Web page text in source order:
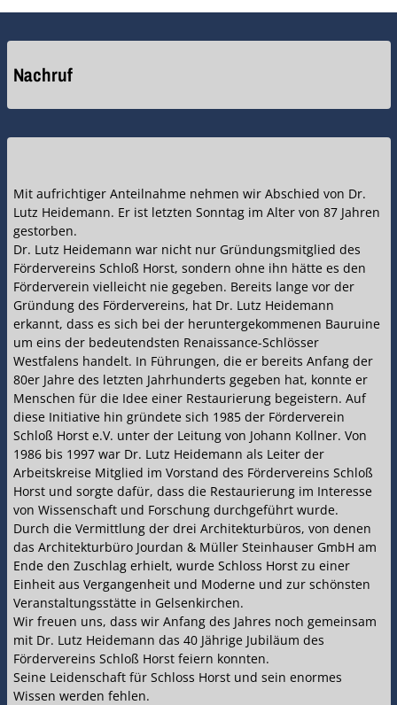
Nachruf
Mit aufrichtiger Anteilnahme nehmen wir Abschied von Dr.
Lutz Heidemann. Er ist letzten Sonntag im Alter von 87 Jahren
gestorben.
Dr. Lutz Heidemann war nicht nur Gründungsmitglied des
Fördervereins Schloß Horst, sondern ohne ihn hätte es den
Förderverein vielleicht nie gegeben. Bereits lange vor der
Gründung des Fördervereins, hat Dr. Lutz Heidemann
erkannt, dass es sich bei der heruntergekommenen Bauruine
um eins der bedeutendsten Renaissance-Schlösser
Westfalens handelt. In Führungen, die er bereits Anfang der
80er Jahre des letzten Jahrhunderts gegeben hat, konnte er
Menschen für die Idee einer Restaurierung begeistern. Auf
diese Initiative hin gründete sich 1985 der Förderverein
Schloß Horst e.V. unter der Leitung von Johann Kollner. Von
1986 bis 1997 war Dr. Lutz Heidemann als Leiter der
Arbeitskreise Mitglied im Vorstand des Fördervereins Schloß
Horst und sorgte dafür, dass die Restaurierung im Interesse
von Wissenschaft und Forschung durchgeführt wurde.
Durch die Vermittlung der drei Architekturbüros, von denen
das Architekturbüro Jourdan & Müller Steinhauser GmbH am
Ende den Zuschlag erhielt, wurde Schloss Horst zu einer
Einheit aus Vergangenheit und Moderne und zur schönsten
Veranstaltungsstätte in Gelsenkirchen.
Wir freuen uns, dass wir Anfang des Jahres noch gemeinsam
mit Dr. Lutz Heidemann das 40 Jährige Jubiläum des
Fördervereins Schloß Horst feiern konnten.
Seine Leidenschaft für Schloss Horst und sein enormes
Wissen werden fehlen.